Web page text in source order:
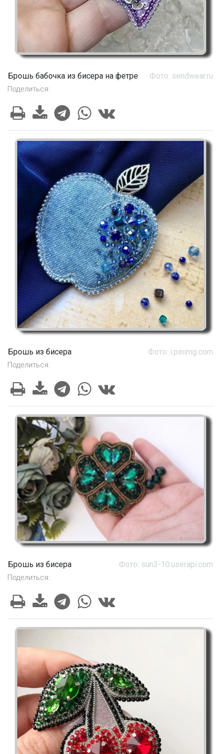
Брошь бабочка из бисера на фетре Фото: sendwear.ru
Поделиться:
Брошь из бисера Фото: i.pinimg.com
Поделиться:
Брошь из бисера Фото: sun3-10.userapi.com
Поделиться: